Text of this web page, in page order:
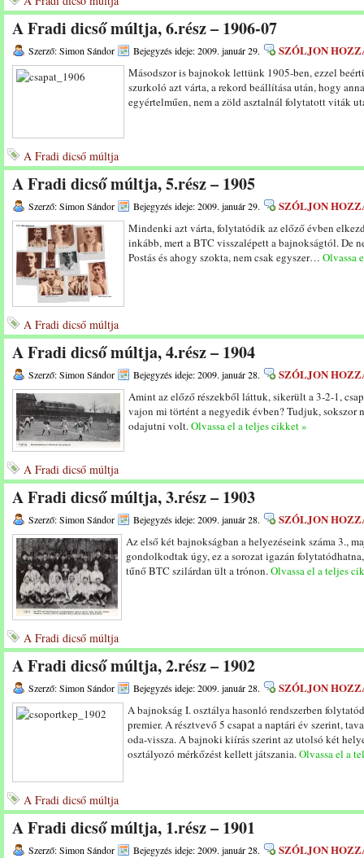
A Fradi dicső múltja, 6.rész – 1906-07
Szerző: Simon Sándor Bejegyzés ideje: 2009. január 29. SZÓLJON
Másodszor is bajnokok lettünk 1905-ben, ezzel
szurkoló azt várta, a rekord beállítása után, hogy
egyértelműen, nem a zöld asztalnál folytatott viták
A Fradi dicső múltja
A Fradi dicső múltja, 5.rész – 1905
Szerző: Simon Sándor Bejegyzés ideje: 2009. január 29. SZÓLJON
Mindenki azt várta, folytatódik az előző évben
inkább, mert a BTC visszalépett a bajnokságtól. De
Postás és ahogy szokta, nem csak egyszer… Olvassa
A Fradi dicső múltja
A Fradi dicső múltja, 4.rész – 1904
Szerző: Simon Sándor Bejegyzés ideje: 2009. január 28. SZÓLJON
Amint az előző részekből láttuk, sikerült a 3-2-1,
vajon mi történt a negyedik évben? Tudjuk, sokszor
odajutni volt.Olvassa el a teljes cikket »
A Fradi dicső múltja
A Fradi dicső múltja, 3.rész – 1903
Szerző: Simon Sándor Bejegyzés ideje: 2009. január 28. SZÓLJON
Az első két bajnokságban a helyezéseink száma 3.,
gondolkodtak úgy, ez a sorozat igazán
tűnő BTC szilárdan ült a trónon.Olvassa el a teljes
A Fradi dicső múltja
A Fradi dicső múltja, 2.rész – 1902
Szerző: Simon Sándor Bejegyzés ideje: 2009. január 28. SZÓLJON
A bajnokság I. osztálya hasonló rendszerben
premier. A résztvevő 5 csapat a naptári év szerint,
oda-vissza. A bajnoki kiírás szerint az utolsó két
osztályozó mérkőzést kellett játszania.Olvassa el a
A Fradi dicső múltja
A Fradi dicső múltja, 1.rész – 1901
Szerző: Simon Sándor Bejegyzés ideje: 2009. január 28. SZÓLJON